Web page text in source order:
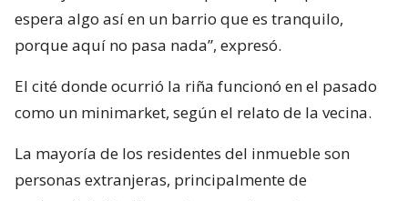
espera algo así en un barrio que es tranquilo,
porque aquí no pasa nada”, expresó.
El cité donde ocurrió la riña funcionó en el pasado
como un minimarket, según el relato de la vecina.
La mayoría de los residentes del inmueble son
personas extranjeras, principalmente de